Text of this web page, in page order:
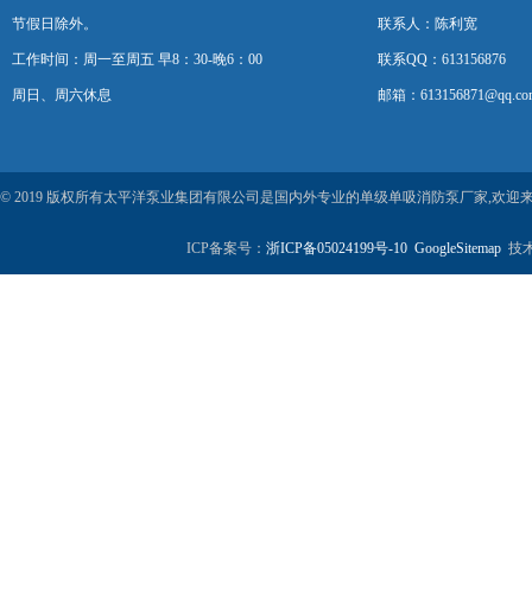
节假日除外。
工作时间：周一至周五 早8：30-晚6：00
周日、周六休息
联系人：陈利宽
联系QQ：613156876
邮箱：
© 2019 版权所有太平洋泵业集团有限公司是国内外专业的单级单吸消防泵厂家,欢迎
ICP备案号： 浙ICP备05024199号-10 GoogleSitemap 技